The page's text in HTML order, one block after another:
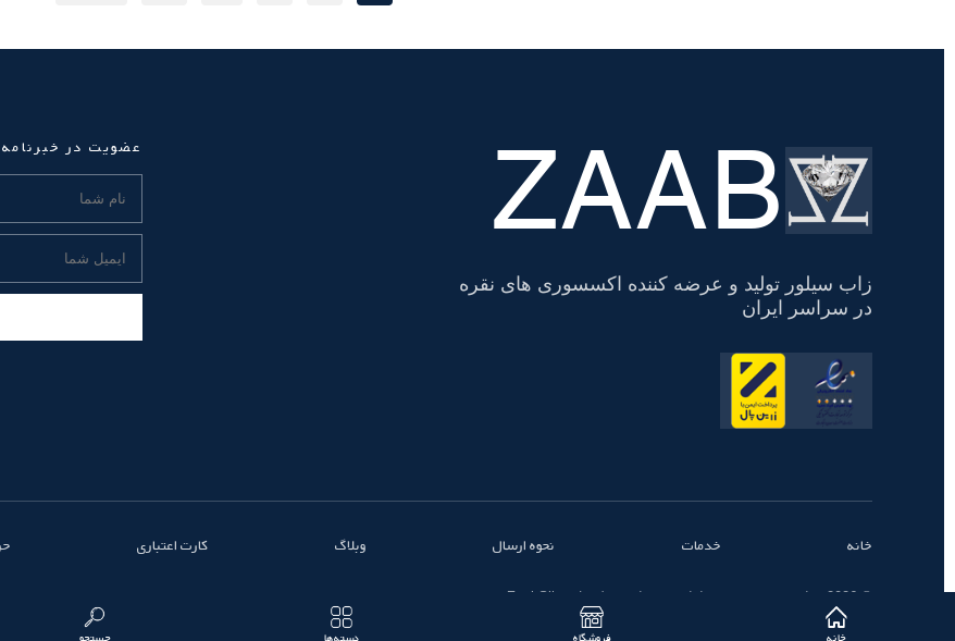
تسویه
حساب ZAAB
زاب سیلور تولید و عرضه کننده اکسسوری های نقره
در سراسر ایران
عضویت در خبرنامه
خانه خدمات نحوه ارسال وبلاگ کارت اعتباری
© 2026 تمامی حقوق محفوظ است - زاب سیلور | ZaabSilver